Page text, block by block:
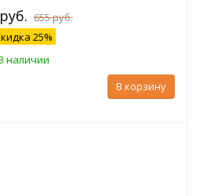
655 руб.
25%
наличии
В корзину